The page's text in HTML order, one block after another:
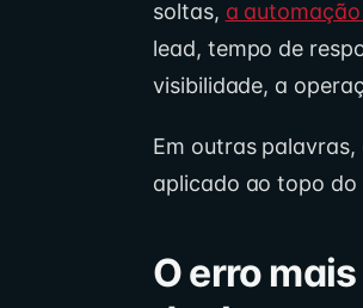
soltas, a
lead, tempo de
visibilidade, a
Em outras
aplicado ao topo do
O erro